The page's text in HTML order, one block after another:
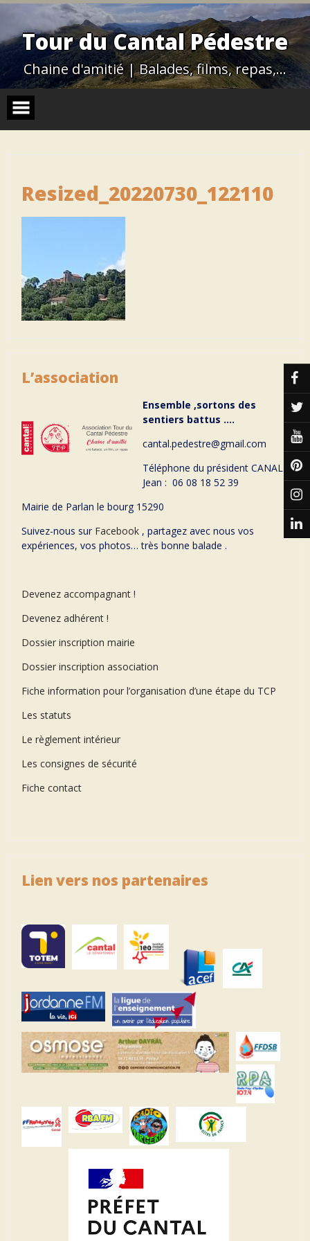
Skip
contentTour du Cantal Pédestre
Chaine d'amitié | Balades, films, repas,…
Resized_20220730_122110
L’association
Ensemble ,sortons des
sentiers battus ….
cantal.pedestre@gmail.com
Téléphone du président CANAL
Jean : 06 08 18 52 39
Mairie de Parlan le bourg 15290
Suivez-nous sur Facebook , partagez avec nous vos
expériences, vos photos… très bonne balade .
Devenez accompagnant !
Devenez adhérent !
Dossier inscription mairie
Dossier inscription association
Fiche information pour l’organisation d’une étape du TCP
Les statuts
Le règlement intérieur
Les consignes de sécurité
Fiche contact
Lien vers nos partenaires